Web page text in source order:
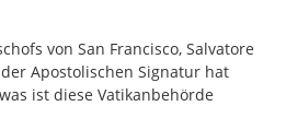
von San Francisco, Salvatore
Apostolischen Signatur hat
ist diese Vatikanbehörde